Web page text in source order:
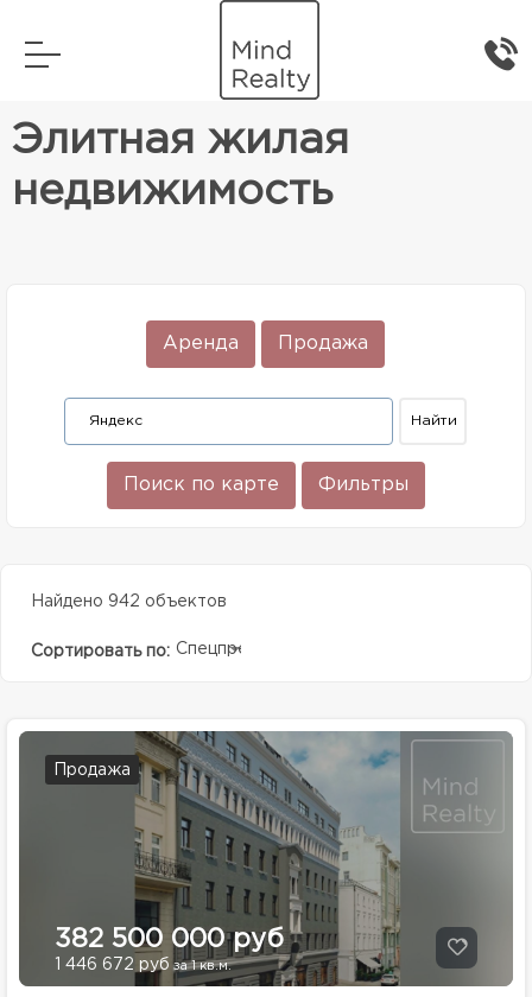
Элитная жилая недвижимость
Элитная жилая
недвижимость
Аренда Продажа
Поиск по карте Фильтры
Найдено 942 объектов
Сортировать по: Спецпредолжение
Продажа
382 500 000 руб
1 446 672 руб за 1 кв.м.